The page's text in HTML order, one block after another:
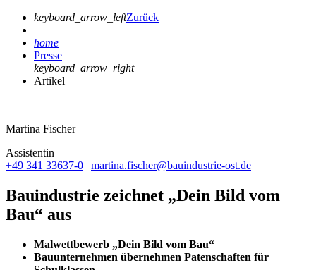
keyboard_arrow_leftZurück
home
Presse
keyboard_arrow_right
Artikel
Martina Fischer
Assistentin
+49 341 33637-0 | martina.fischer@bauindustrie-ost.de
Bauindustrie zeichnet „Dein Bild vom
Bau“ aus
Malwettbewerb „Dein Bild vom Bau“
Bauunternehmen übernehmen Patenschaften für